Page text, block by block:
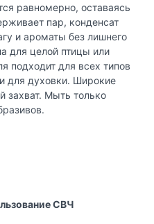
равномерно, оставаясь
пар, конденсат
и ароматы без лишнего
для целой птицы или
подходит для всех типов
для духовки. Широкие
захват. Мыть только
СВЧ